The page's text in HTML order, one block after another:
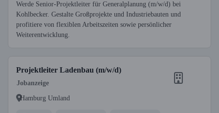
Werde Senior-Projektleiter für Generalplanung (m/w/d) bei
Kohlbecker. Gestalte Großprojekte und Industriebauten und
profitiere von flexiblen Arbeitszeiten sowie persönlicher
Weiterentwicklung.
Projektleiter Ladenbau (m/w/d)
Jobanzeige
Hamburg Umland